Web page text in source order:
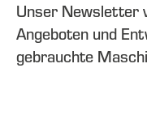
Unser Newsletter
Angeboten und
gebrauchte